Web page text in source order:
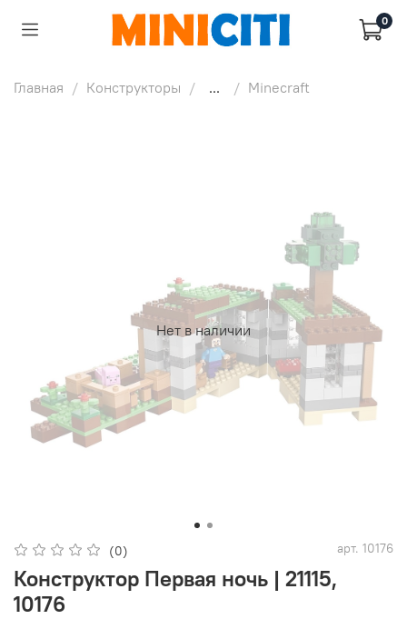
0
Главная Конструкторы ... Minecraft
Нет в наличии
(0) арт. 10176
Конструктор Первая ночь | 21115,
10176